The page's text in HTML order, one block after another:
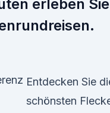
erleben Sie
Entdecken Sie
schönsten